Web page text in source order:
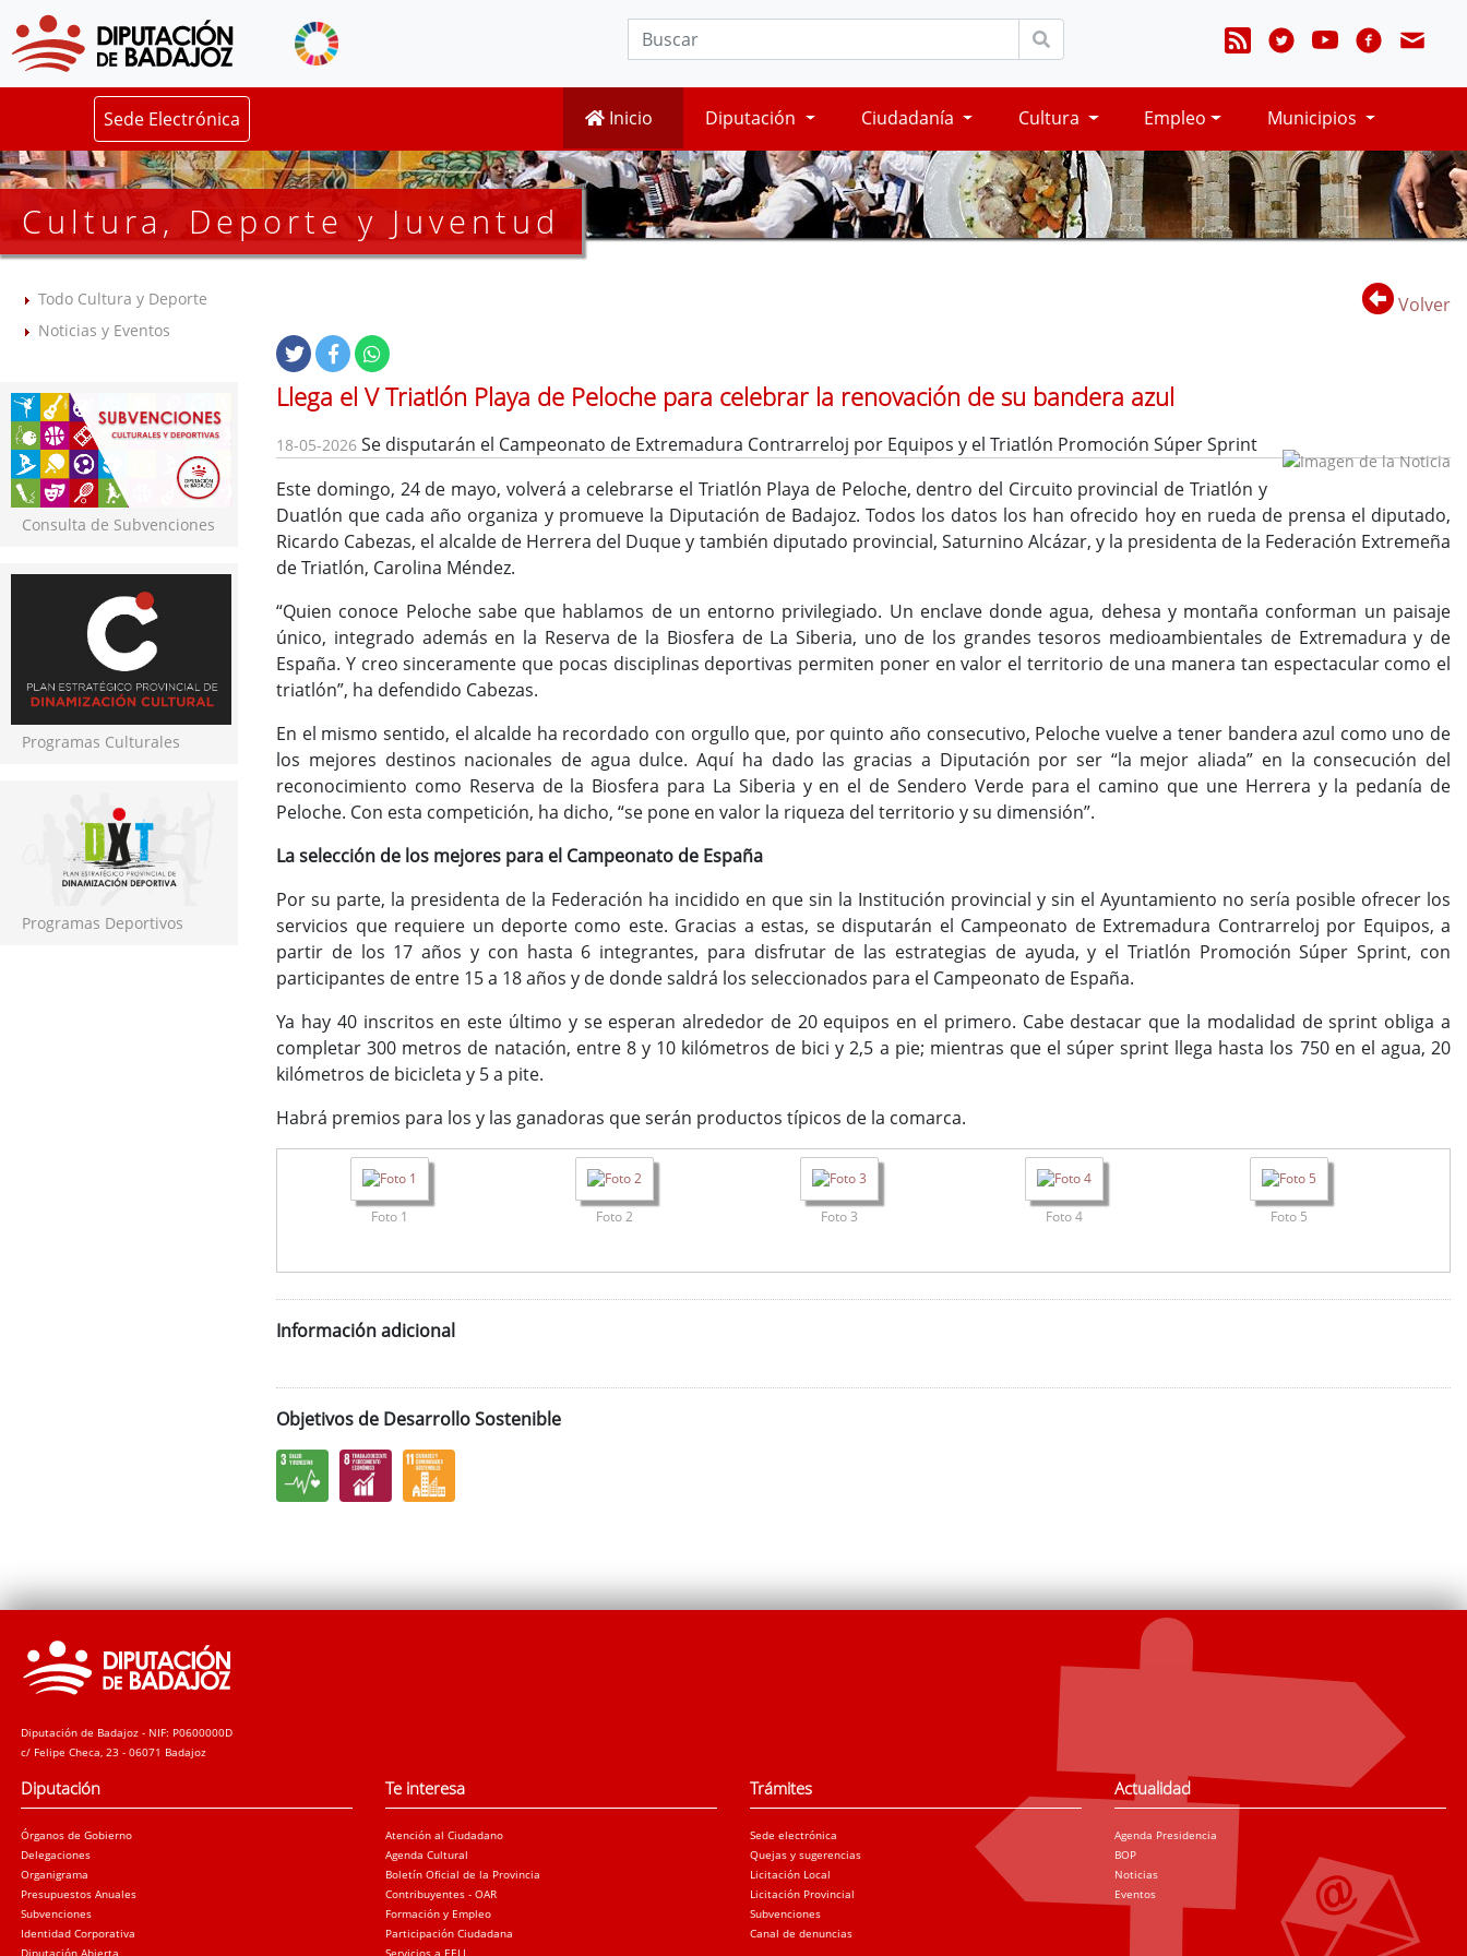
Sede Electrónica Inicio Diputación Ciudadanía Cultura Empleo Municipios
Cultura, Deporte y Juventud
Todo Cultura y Deporte
Noticias y Eventos
Consulta de Subvenciones
Programas Culturales
Programas Deportivos
Volver
Llega el V Triatlón Playa de Peloche para celebrar la renovación de su bandera azul
18-05-2026 Se disputarán el Campeonato de Extremadura Contrarreloj por Equipos y el Triatlón Promoción Súper Sprint
Este domingo, 24 de mayo, volverá a celebrarse el Triatlón Playa de Peloche, dentro del Circuito provincial de Triatlón y
Duatlón que cada año organiza y promueve la Diputación de Badajoz. Todos los datos los han ofrecido hoy en rueda de prensa el diputado,
Ricardo Cabezas, el alcalde de Herrera del Duque y también diputado provincial, Saturnino Alcázar, y la presidenta de la Federación Extremeña
de Triatlón, Carolina Méndez.
“Quien conoce Peloche sabe que hablamos de un entorno privilegiado. Un enclave donde agua, dehesa y montaña conforman un paisaje
único, integrado además en la Reserva de la Biosfera de La Siberia, uno de los grandes tesoros medioambientales de Extremadura y de
España. Y creo sinceramente que pocas disciplinas deportivas permiten poner en valor el territorio de una manera tan espectacular como el
triatlón”, ha defendido Cabezas.
En el mismo sentido, el alcalde ha recordado con orgullo que, por quinto año consecutivo, Peloche vuelve a tener bandera azul como uno de
los mejores destinos nacionales de agua dulce. Aquí ha dado las gracias a Diputación por ser “la mejor aliada” en la consecución del
reconocimiento como Reserva de la Biosfera para La Siberia y en el de Sendero Verde para el camino que une Herrera y la pedanía de
Peloche. Con esta competición, ha dicho, “se pone en valor la riqueza del territorio y su dimensión”.
La selección de los mejores para el Campeonato de España
Por su parte, la presidenta de la Federación ha incidido en que sin la Institución provincial y sin el Ayuntamiento no sería posible ofrecer los
servicios que requiere un deporte como este. Gracias a estas, se disputarán el Campeonato de Extremadura Contrarreloj por Equipos, a
partir de los 17 años y con hasta 6 integrantes, para disfrutar de las estrategias de ayuda, y el Triatlón Promoción Súper Sprint, con
participantes de entre 15 a 18 años y de donde saldrá los seleccionados para el Campeonato de España.
Ya hay 40 inscritos en este último y se esperan alrededor de 20 equipos en el primero. Cabe destacar que la modalidad de sprint obliga a
completar 300 metros de natación, entre 8 y 10 kilómetros de bici y 2,5 a pie; mientras que el súper sprint llega hasta los 750 en el agua, 20
kilómetros de bicicleta y 5 a pite.
Habrá premios para los y las ganadoras que serán productos típicos de la comarca.
Foto 1 Foto 2 Foto 3 Foto 4 Foto 5
Información adicional
Objetivos de Desarrollo Sostenible
Diputación de Badajoz - NIF: P0600000D
c/ Felipe Checa, 23 - 06071 Badajoz
Diputación
Órganos de Gobierno
Delegaciones
Organigrama
Presupuestos Anuales
Subvenciones
Identidad Corporativa
Te interesa
Atención al Ciudadano
Agenda Cultural
Boletín Oficial de la Provincia
Contribuyentes - OAR
Formación y Empleo
Participación Ciudadana
Trámites
Sede electrónica
Quejas y sugerencias
Licitación Local
Licitación Provincial
Subvenciones
Canal de denuncias
Actualidad
Agenda Presidencia
BOP
Noticias
Eventos